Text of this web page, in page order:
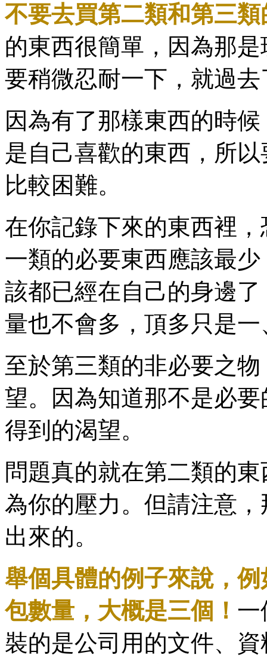
不要去買第二類和第三
的東西很簡單，因為那
要稍微忍耐一下，就過
因為有了那樣東西的時
是自己喜歡的東西，所
比較困難。
在你記錄下來的東西裡
一類的必要東西應該最
該都已經在自己的身邊
量也不會多，頂多只是
至於第三類的非必要之
望。因為知道那不是必
得到的渴望。
問題真的就在第二類的
為你的壓力。但請注意
出來的。
舉個具體的例子來說，
包數量，大概是三個！ 一
裝的是公司用的文件、